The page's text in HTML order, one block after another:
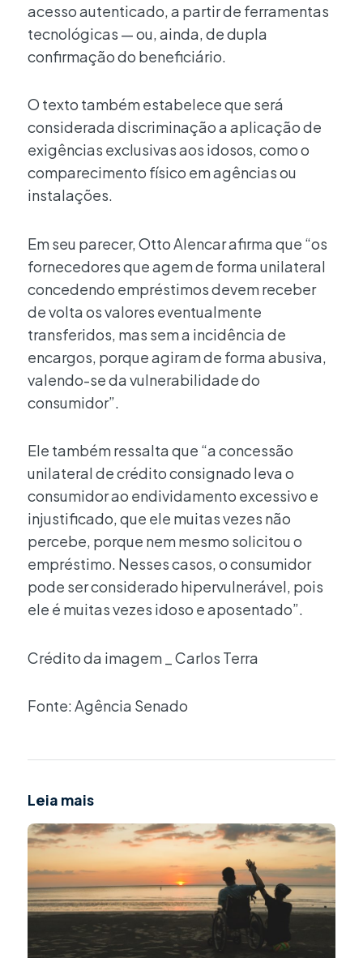
acesso autenticado, a partir de ferramentas
tecnológicas — ou, ainda, de dupla
confirmação do beneficiário.
O texto também estabelece que será
considerada discriminação a aplicação de
exigências exclusivas aos idosos, como o
comparecimento físico em agências ou
instalações.
Em seu parecer, Otto Alencar afirma que “os
fornecedores que agem de forma unilateral
concedendo empréstimos devem receber
de volta os valores eventualmente
transferidos, mas sem a incidência de
encargos, porque agiram de forma abusiva,
valendo-se da vulnerabilidade do
consumidor”.
Ele também ressalta que “a concessão
unilateral de crédito consignado leva o
consumidor ao endividamento excessivo e
injustificado, que ele muitas vezes não
percebe, porque nem mesmo solicitou o
empréstimo. Nesses casos, o consumidor
pode ser considerado hipervulnerável, pois
ele é muitas vezes idoso e aposentado”.
Crédito da imagem _ Carlos Terra
Fonte: Agência Senado
Leia mais